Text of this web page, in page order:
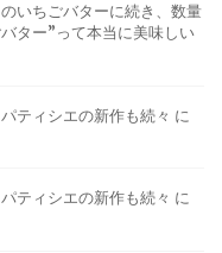
いちごバターに続き、数量
ター”って本当に美味しい
ティシエの新作も続々 に
ティシエの新作も続々 に